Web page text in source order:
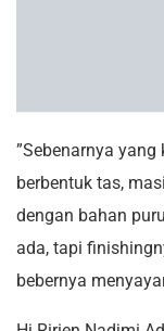
”Sebenarnya
berbentuk tas,
dengan bahan
ada, tapi
bebernya